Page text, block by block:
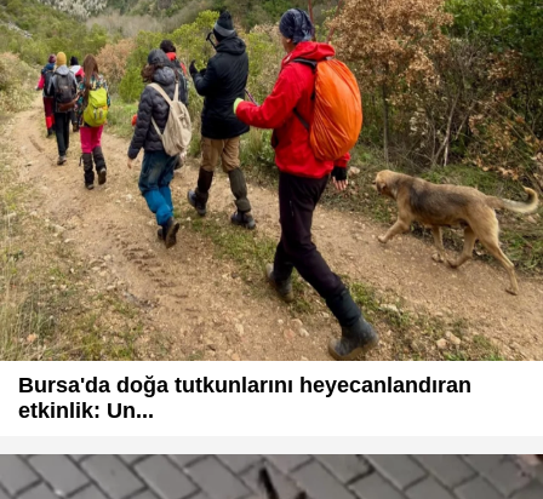
Bursa'da doğa tutkunlarını heyecanlandıran
etkinlik: Un...